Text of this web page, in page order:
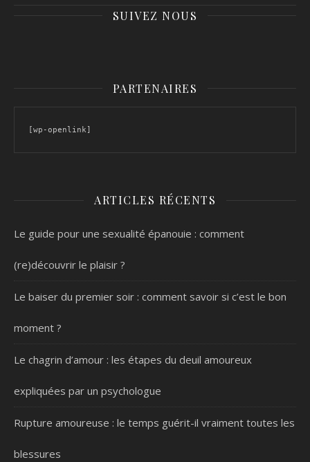
SUIVEZ NOUS
PARTENAIRES
[wp-openlink]
ARTICLES RÉCENTS
Le guide pour une sexualité épanouie : comment
(re)découvrir le plaisir ?
Le baiser du premier soir : comment savoir si c’est le bon
moment ?
Le chagrin d’amour : les étapes du deuil amoureux
expliquées par un psychologue
Rupture amoureuse : le temps guérit-il vraiment toutes les
blessures